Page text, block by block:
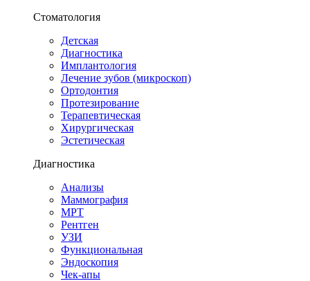
Стоматология
Детская
Диагностика
Имплантология
Лечение зубов (микроскоп)
Ортодонтия
Протезирование
Терапевтическая
Хирургическая
Эстетическая
Диагностика
Анализы
Маммография
МРТ
Рентген
УЗИ
Функциональная
Эндоскопия
Чек-апы